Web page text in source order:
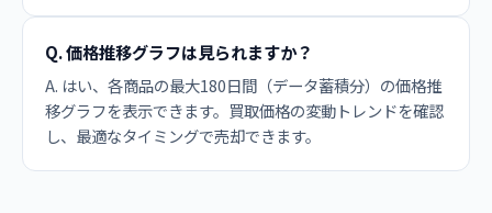
Q. 価格推移グラフは見られますか？
A. はい、各商品の最大180日間（データ蓄積分）の価格推
移グラフを表示できます。買取価格の変動トレンドを確認
し、最適なタイミングで売却できます。